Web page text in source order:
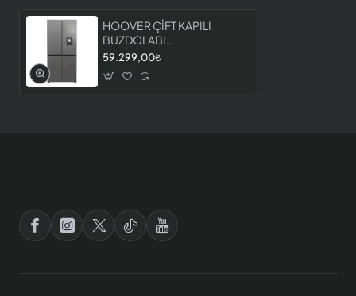
HOOVER ÇİFT KAPILI
BUZDOLABI
HHCR3818EWPL
59.299,00₺